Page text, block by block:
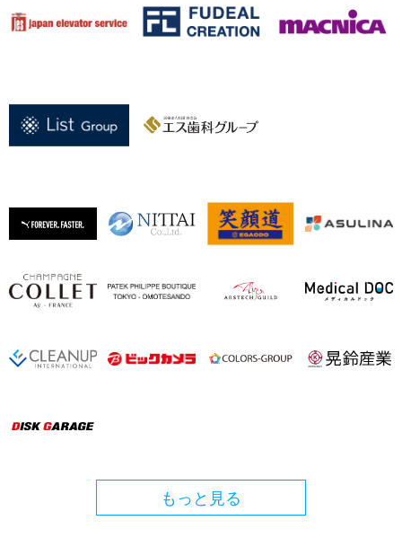
もっと見る